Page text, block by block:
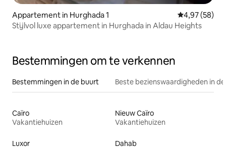
Appartement in Hurghada 1 Gemiddelde
4,97 (58)
Stijlvol luxe appartement in Hurghada in Aldau Heights
Bestemmingen om te verkennen
Bestemmingen in de buurt Beste bezienswaardigheden in
Caïro
Vakantiehuizen
Nieuw Caïro
Vakantiehuizen
Luxor Dahab